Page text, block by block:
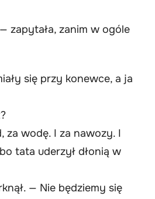
zapytała, zanim w ogóle
się przy konewce, a ja
za wodę. I za nawozy. I
tata uderzył dłonią w
— Nie będziemy się